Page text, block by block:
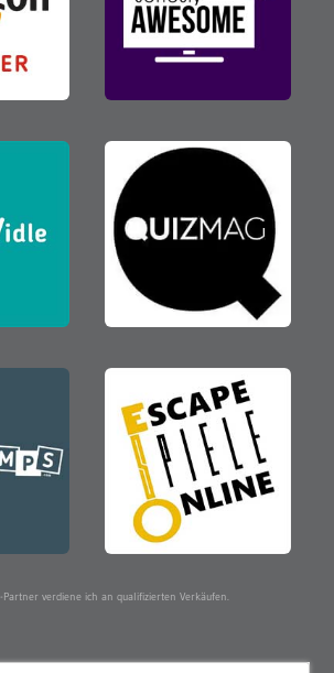
Partner verdiene ich an qualifizierten Verkäufen.